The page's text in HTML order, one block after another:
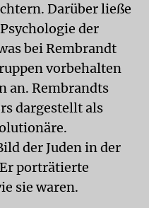
Darüber ließe
der
bei Rembrandt
vorbehalten
an. Rembrandts
dargestellt als
der Juden in der
porträtierte
sie waren.